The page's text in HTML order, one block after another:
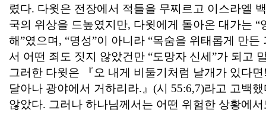
렸다. 다윗은 전장에서 적들을 무찌르고 이스라엘
국의 위상을 드높였지만, 다윗에게 돌아온 대가는 “
해”였으며 , “명성”이 아니라 “목숨을 위태롭게 만든
서 어떤 죄도 짓지 않았건만 “도망자 신세 ”가 되고
그러한 다윗은
『 오 내게 비둘기처럼 날개가 있다면
달아나 광야에서 거하리라. 』 (시 55:6,7)라고 고백했
않았다. 그러나 하나님께서는 어떤 위험한 상황에